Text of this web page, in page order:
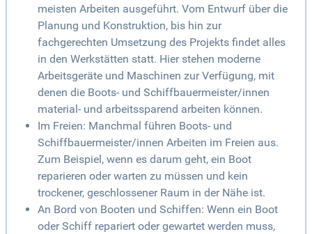
meisten Arbeiten ausgeführt. Vom Entwurf über die
Planung und Konstruktion, bis hin zur
fachgerechten Umsetzung des Projekts findet alles
in den Werkstätten statt. Hier stehen moderne
Arbeitsgeräte und Maschinen zur Verfügung, mit
denen die Boots- und Schiffbauermeister/innen
material- und arbeitssparend arbeiten können.
Im Freien: Manchmal führen Boots- und
Schiffbauermeister/innen Arbeiten im Freien aus.
Zum Beispiel, wenn es darum geht, ein Boot
reparieren oder warten zu müssen und kein
trockener, geschlossener Raum in der Nähe ist.
An Bord von Booten und Schiffen: Wenn ein Boot
oder Schiff repariert oder gewartet werden muss,